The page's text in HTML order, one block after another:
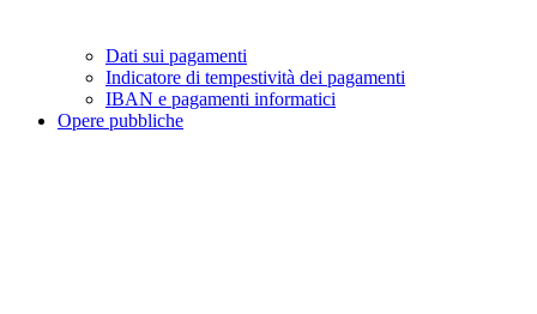
Dati sui pagamenti
Indicatore di tempestività dei pagamenti
IBAN e pagamenti informatici
Opere pubbliche